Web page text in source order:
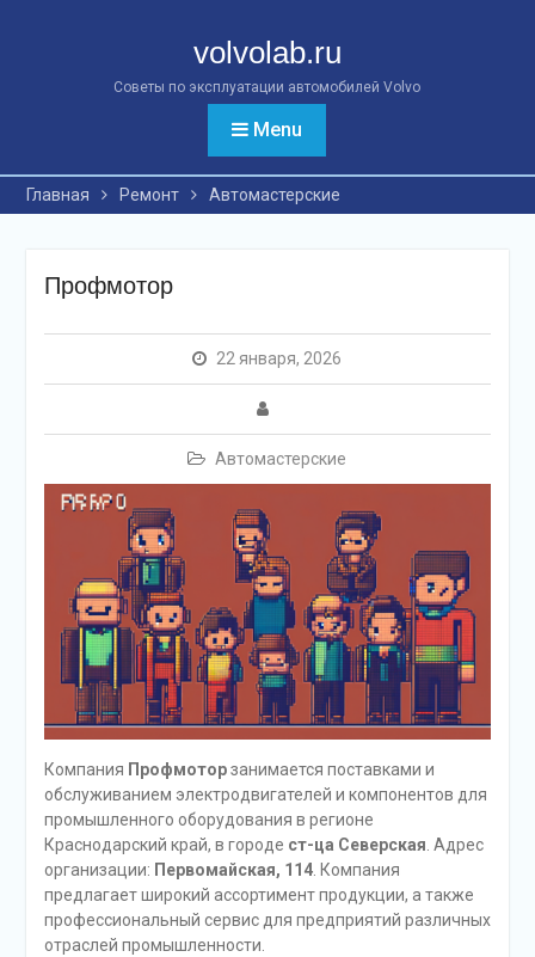
volvolab.ru
Советы по эксплуатации автомобилей Volvo
Menu
Главная Ремонт Автомастерские
Профмотор
22 января, 2026
Автомастерские
Компания Профмоторзанимается поставками и
обслуживанием электродвигателей и компонентов для
промышленного оборудования в регионе
Краснодарский край, в городе ст-ца Северская. Адрес
организации: Первомайская, 114. Компания
предлагает широкий ассортимент продукции, а также
профессиональный сервис для предприятий различных
отраслей промышленности.